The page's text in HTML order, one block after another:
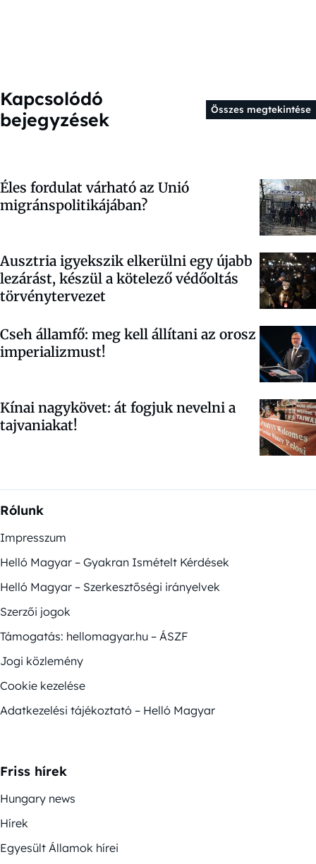
Kapcsolódó
bejegyzések
Összes megtekintése
Éles fordulat várható az Unió
migránspolitikájában?
Ausztria igyekszik elkerülni egy újabb
lezárást, készül a kötelező védőoltás
törvénytervezet
Cseh államfő: meg kell állítani az orosz
imperializmust!
Kínai nagykövet: át fogjuk nevelni a
tajvaniakat!
Rólunk
Impresszum
Helló Magyar – Gyakran Ismételt Kérdések
Helló Magyar – Szerkesztőségi irányelvek
Szerzői jogok
Támogatás: hellomagyar.hu – ÁSZF
Jogi közlemény
Cookie kezelése
Adatkezelési tájékoztató – Helló Magyar
Friss hírek
Hungary news
Hírek
Egyesült Államok hírei